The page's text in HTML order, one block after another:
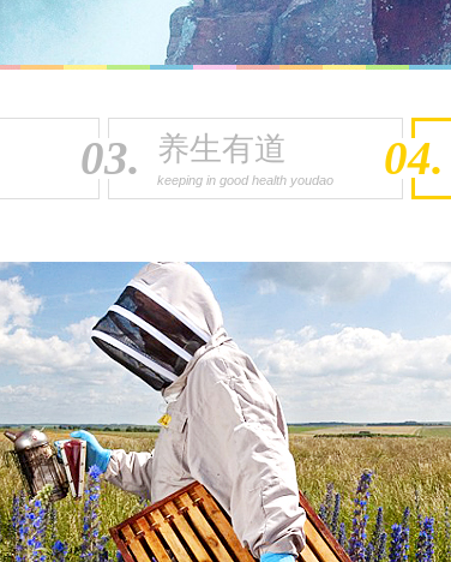
03. 养生有道
keeping in good health youdao 04.